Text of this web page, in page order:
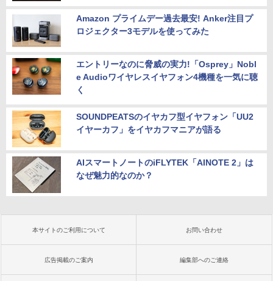
Amazon プライムデー過去最安! Anker注目プ
ロジェクター3モデルを使ってみた
エントリーなのに脅威の実力!「Osprey」Nobl
e Audioワイヤレスイヤフォン4機種を一気に聴
く
SOUNDPEATSのイヤカフ型イヤフォン「UU2
イヤーカフ」をイヤカフマニアが語る
AIスマートノートのiFLYTEK「AINOTE 2」は
なぜ魅力的なのか？
本サイトのご利用について お問い合わせ
広告掲載のご案内 編集部へのご連絡